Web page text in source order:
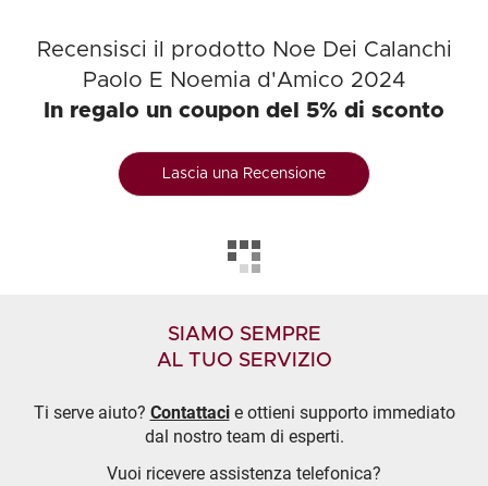
Recensisci il prodotto Noe Dei Calanchi
Paolo E Noemia d'Amico 2024
In regalo un coupon del 5% di sconto
Lascia una Recensione
SIAMO SEMPRE
AL TUO SERVIZIO
Ti serve aiuto? Contattacie ottieni supporto immediato
dal nostro team di esperti.
Vuoi ricevere assistenza telefonica?